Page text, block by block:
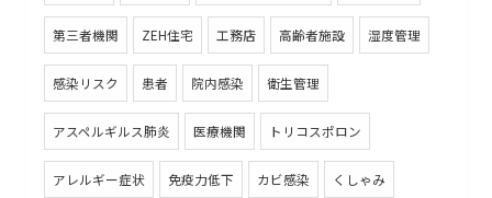
第三者機関 ZEH住宅 工務店 高齢者施設 湿度管理
感染リスク 患者 院内感染 衛生管理
アスペルギルス肺炎 医療機関 トリコスポロン
アレルギー症状 免疫力低下 カビ感染 くしゃみ